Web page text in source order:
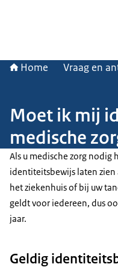
Home Vraag en
Moet ik mij
medische
Als u medische zorg nodig
identiteitsbewijs laten zien
het ziekenhuis of bij uw
geldt voor iedereen, dus
jaar.
Geldig